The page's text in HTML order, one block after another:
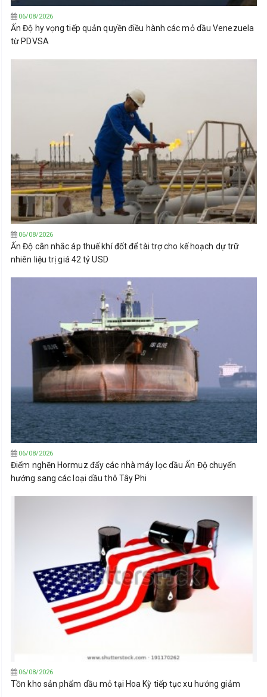
06/08/2026
Ấn Độ hy vọng tiếp quản quyền điều hành các mỏ dầu Venezuela
từ PDVSA
06/08/2026
Ấn Độ cân nhắc áp thuế khí đốt để tài trợ cho kế hoạch dự trữ
nhiên liệu trị giá 42 tỷ USD
06/08/2026
Điểm nghẽn Hormuz đẩy các nhà máy lọc dầu Ấn Độ chuyển
hướng sang các loại dầu thô Tây Phi
06/08/2026
Tồn kho sản phẩm dầu mỏ tại Hoa Kỳ tiếp tục xu hướng giảm